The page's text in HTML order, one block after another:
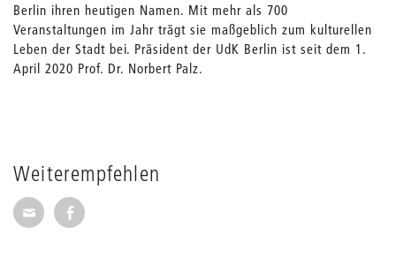
Weiterempfehlen
Seite per E-Mail weiterempfehlen
Seite auf Facebook weiterempfehlen
Berlin ihren heutigen Namen. Mit mehr als 700
Veranstaltungen im Jahr trägt sie maßgeblich zum kulturellen
Leben der Stadt bei. Präsident der UdK Berlin ist seit dem 1.
April 2020 Prof. Dr. Norbert Palz.